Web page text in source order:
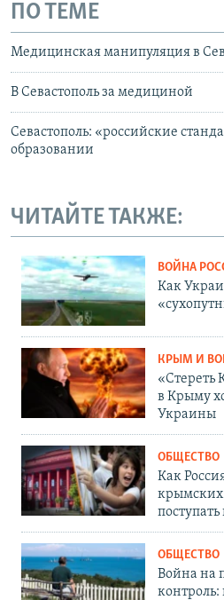
ПО ТЕМЕ
Медицинская манипуляция в
В Севастополь за медициной
Севастополь: «российские
образовании
ЧИТАЙТЕ ТАКЖЕ:
ВОЙНА
Как
КРЫМ И
«Стереть
в Крыму
Украины
ОБЩЕСТВО
Как
крымских
ОБЩЕСТВО
Война на
контроль: